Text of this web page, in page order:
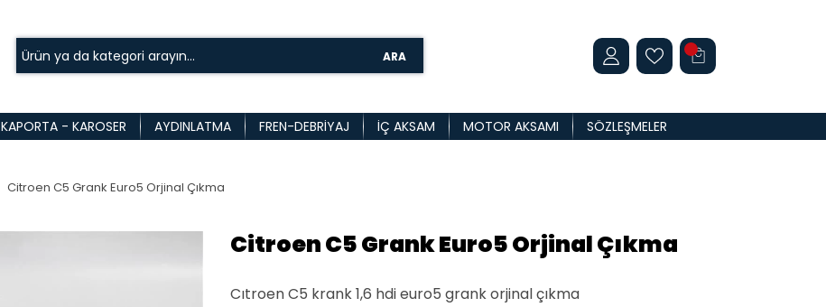
ARA
KAPORTA - KAROSER AYDINLATMA FREN-DEBRIYAJ İÇ AKSAM MOTOR AKSAMI SÖZLEŞMELER
Citroen C5 Grank Euro5 Orjinal Çıkma
Citroen C5 Grank Euro5 Orjinal Çıkma
Cıtroen C5 krank 1,6 hdi euro5 grank orjinal çıkma